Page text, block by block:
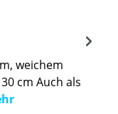
weichem
cm Auch als